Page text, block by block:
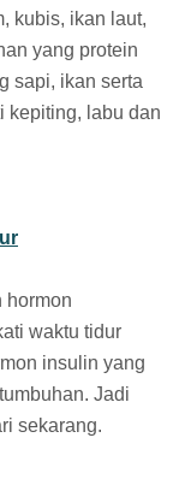
kubis, ikan laut,
yang protein
sapi, ikan serta
kepiting, labu dan
hormon
waktu tidur
insulin yang
Jadi
sekarang.